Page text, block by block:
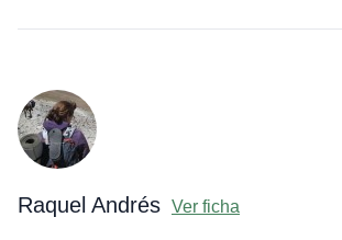
Raquel Andrés Ver ficha